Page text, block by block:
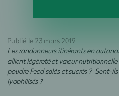
Publié le 23 mars 2019
Les randonneurs itinérants en
allient légèreté et valeur nutritionnelle
poudre Feed salés et sucrés ? Sont-
lyophilisés ?